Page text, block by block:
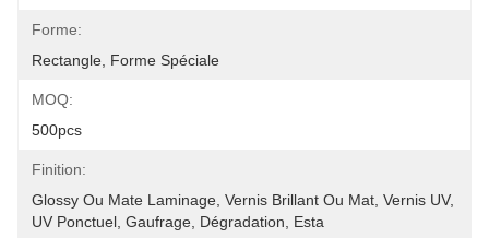
Forme:
Rectangle, Forme Spéciale
MOQ:
500pcs
Finition:
Glossy Ou Mate Laminage, Vernis Brillant Ou Mat, Vernis UV,
UV Ponctuel, Gaufrage, Dégradation, Esta